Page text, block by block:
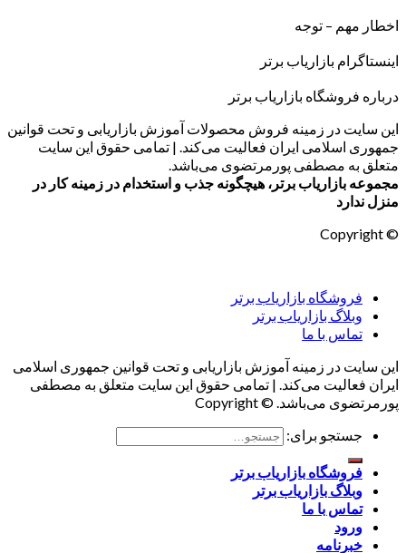
اخطار مهم – توجه
اینستاگرام بازاریاب برتر
درباره فروشگاه بازاریاب برتر
این سایت در زمینه فروش محصولات آموزش بازاریابی و تحت قوانین
جمهوری اسلامی ایران فعالیت می‌کند. | تمامی حقوق این سایت
متعلق به مصطفی پورمرتضوی می‌باشد.
مجموعه بازاریاب برتر، هیچگونه جذب و استخدام در زمینه کار در
منزل ندارد
© Copyright
فروشگاه بازاریاب برتر
وبلاگ بازاریاب برتر
تماس با ما
این سایت در زمینه آموزش بازاریابی و تحت قوانین جمهوری اسلامی
ایران فعالیت می‌کند. | تمامی حقوق این سایت متعلق به مصطفی
پورمرتضوی می‌باشد. © Copyright
جستجو برای:
فروشگاه بازاریاب برتر
وبلاگ بازاریاب برتر
تماس با ما
ورود
خبرنامه